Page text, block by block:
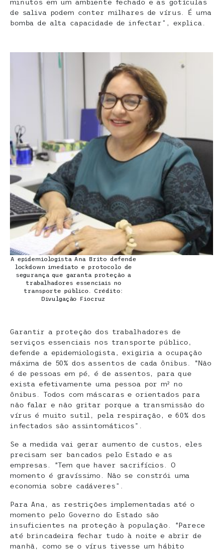
minutos em um ambiente fechado e as gotículas
de saliva podem conter milhares de vírus. É uma
bomba de alta capacidade de infectar”, explica.
A epidemiologista Ana Brito defende
lockdown imediato e protocolo de
segurança que garanta proteção a
trabalhadores essenciais no
transporte público. Crédito:
Divulgação Fiocruz
Garantir a proteção dos trabalhadores de
serviços essenciais nos transporte público,
defende a epidemiologista, exigiria a ocupação
máxima de 50% dos assentos de cada ônibus. “Não
é de pessoas em pé, é de assentos, para que
exista efetivamente uma pessoa por m² no
ônibus. Todos com máscaras e orientados para
não falar e não gritar porque a transmissão do
vírus é muito sutil, pela respiração, e 60% dos
infectados são assintomáticos”.
Se a medida vai gerar aumento de custos, eles
precisam ser bancados pelo Estado e as
empresas. “Tem que haver sacrifícios. O
momento é gravíssimo. Não se constrói uma
economia sobre cadáveres”.
Para Ana, as restrições implementadas até o
momento pelo Governo do Estado são
insuficientes na proteção à população. “Parece
até brincadeira fechar tudo à noite e abrir de
manhã, como se o vírus tivesse um hábito